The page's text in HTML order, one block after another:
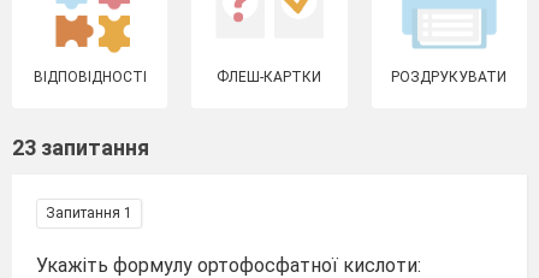
ВІДПОВІДНОСТІ ФЛЕШ-КАРТКИ РОЗДРУКУВАТИ
23 запитання
Запитання 1
Укажіть формулу ортофосфатної кислоти: